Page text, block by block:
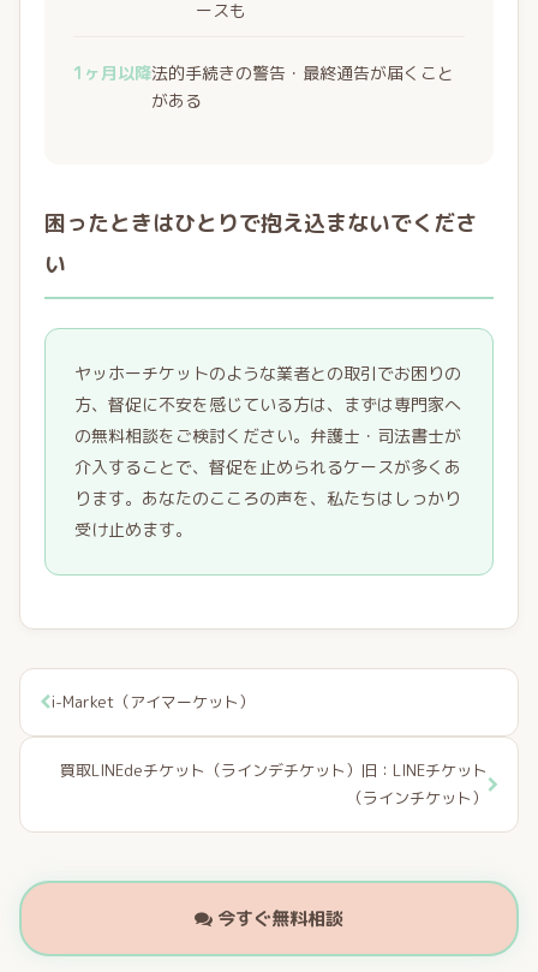
ースも
1ヶ月以降法的手続きの警告・最終通告が届くこと
がある
困ったときはひとりで抱え込まないでくださ
い
ヤッホーチケットのような業者との取引でお困りの
方、督促に不安を感じている方は、まずは専門家へ
の無料相談をご検討ください。弁護士・司法書士が
介入することで、督促を止められるケースが多くあ
ります。あなたのこころの声を、私たちはしっかり
受け止めます。
i-Market（アイマーケット）
買取LINEdeチケット（ラインデチケット）旧：LINEチケット
（ラインチケット）
今すぐ無料相談